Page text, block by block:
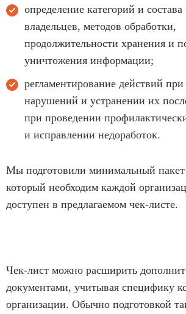
определение категорий и
владельцев, методов обработки,
продолжительности хранения и
уничтожения информации;
регламентирование действий
нарушений и устранении их
при проведении
и исправлении недоработок.
Мы подготовили минимальный пакет
который необходим каждой
доступен в предлагаемом чек-листе.
Чек-лист можно расширить
документами, учитывая специфику
организации. Обычно подготовкой